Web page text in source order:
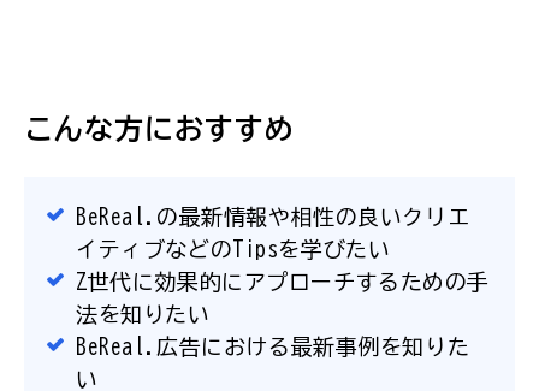
こんな方におすすめ
BeReal.の最新情報や相性の良いクリエ
イティブなどのTipsを学びたい
Z世代に効果的にアプローチするための手
法を知りたい
BeReal.広告における最新事例を知りた
い